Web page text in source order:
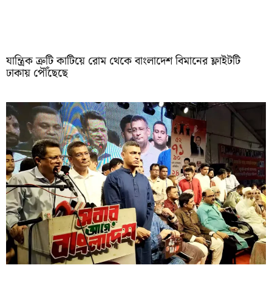
যান্ত্রিক ত্রুটি কাটিয়ে রোম থেকে বাংলাদেশ বিমানের ফ্লাইটটি
ঢাকায় পৌঁছেছে